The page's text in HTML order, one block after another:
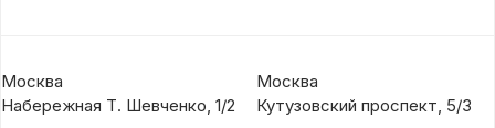
Москва
Набережная Т. Шевченко, 1/2
Москва
Кутузовский проспект, 5/3